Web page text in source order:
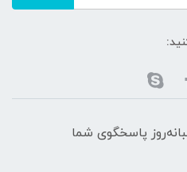
۲۴ ساعت شبانه‌روز پاسخگوی شما